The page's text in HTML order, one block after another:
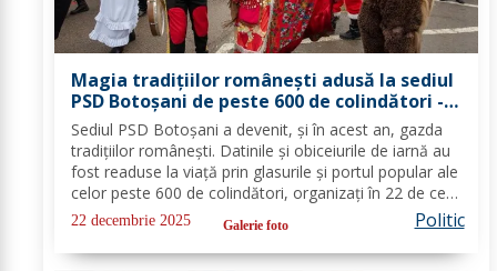
Magia tradițiilor românești adusă la sediul
PSD Botoșani de peste 600 de colindători -
FOTO
Sediul PSD Botoșani a devenit, și în acest an, gazda
tradițiilor românești. Datinile și obiceiurile de iarnă au
fost readuse la viață prin glasurile și portul popular ale
celor peste 600 de colindători, organizați în 22 de cete
din întreg județul. Îmbrăcați în costume autentice,
22 decembrie 2025 Galerie foto Politic